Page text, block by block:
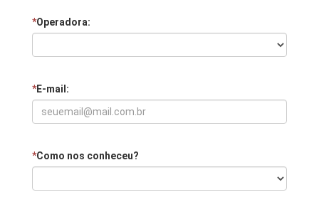
*Operadora:
*E-mail:
*Como nos conheceu?